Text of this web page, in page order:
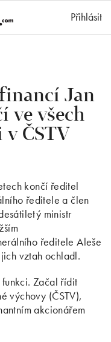
Přihlásit
Jan
ve všech
ČSTV
končí ředitel
ředitele a člen
ministr
ředitele Aleše
vztah ochladl.
Začal řídit
výchovy (ČSTV),
akcionářem